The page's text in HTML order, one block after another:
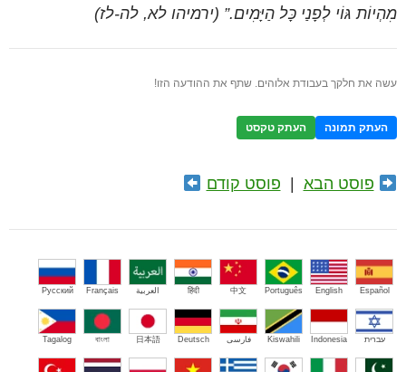
מִהְיוֹת גּוֹי לְפָנַי כָּל הַיָּמִים.” (ירמיהו לא, לה-לז)
עשה את חלקך בעבודת אלוהים. שתף את ההודעה הזו!
העתק תמונה העתק טקסט
פוסט הבא פוסט קודם
Español
English
Português
中文
हिंदी العربية Français
Русский
עברית Indonesia
Kiswahili فارسی Deutsch
日本語
বাংলা
Tagalog